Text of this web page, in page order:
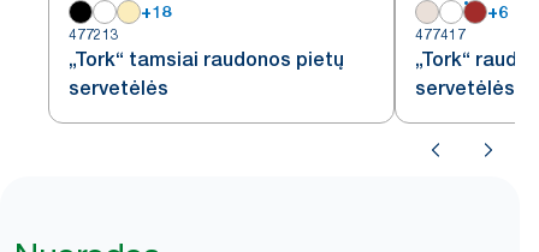
+18
477213
„Tork“ tamsiai raudonos pietų
servetėlės
+6
477417
„Tork“
servetėlės,